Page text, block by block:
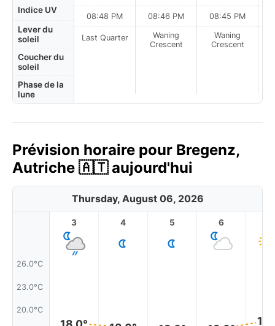
Indice UV
Lever du
soleil
Coucher du
soleil
Phase de la
lune
08:48 PM
Last Quarter
08:46 PM
Waning
Crescent
08:45 PM
Waning
Crescent
Prévision horaire pour Bregenz,
Autriche 🇦🇹 aujourd'hui
Thursday, August 06, 2026
26.0°C
23.0°C
20.0°C
3
18.0°
4 5 6